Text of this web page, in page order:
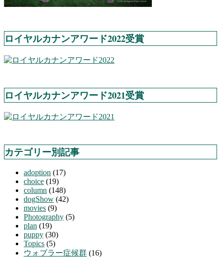
ロイヤルカナンアワード2022受賞
ロイヤルカナンアワード2021受賞
カテゴリー別記事
adoption (17)
choice (19)
column (148)
dogShow (42)
movies (9)
Photography (5)
plan (19)
puppy (30)
Topics (5)
ウォブラー症候群 (16)